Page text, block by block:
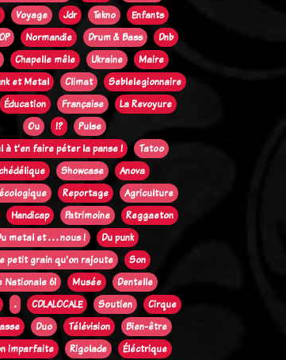
Voyage Jdr Tekno
Enfants
Normandie Drum & Bass
Dnb
Chapelle mêle Ukraine
Maire
et Metal Climat
Seblelegionnaire
Éducation Française
La Revoyure
Ou
!?
Pulse
à t'en faire péter la panse !
Tatoo
Showcase
Anova
Reportage
Agriculture
Handicap Patrimoine
Reggaeton
metal et . . . nous !
Du punk
petit grain qu'on rajoute
Son
Nationale 61
Musée
Dentelle
. CDLALOCALE Soutien
Cirque
Duo Télévision
Bien-être
imparfaite
Rigolade
Éléctrique